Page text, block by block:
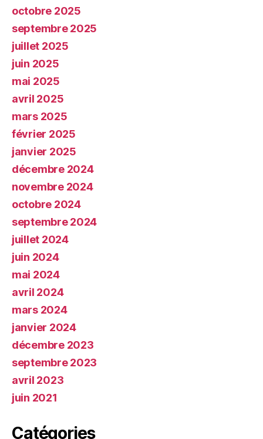
octobre 2025
septembre 2025
juillet 2025
juin 2025
mai 2025
avril 2025
mars 2025
février 2025
janvier 2025
décembre 2024
novembre 2024
octobre 2024
septembre 2024
juillet 2024
juin 2024
mai 2024
avril 2024
mars 2024
janvier 2024
décembre 2023
septembre 2023
avril 2023
juin 2021
Catégories